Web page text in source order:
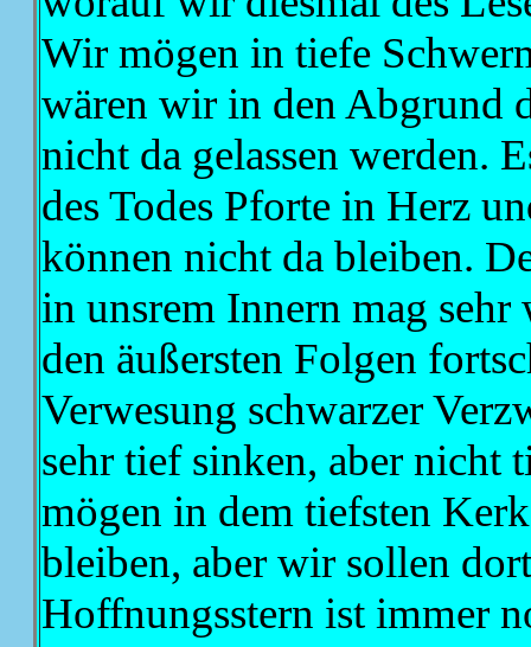
Wir mögen in tiefe
wären wir in den Abgrund
nicht da gelassen werden.
des Todes Pforte in Herz
können nicht da bleiben.
in unsrem Innern mag
den äußersten Folgen
Verwesung schwarzer
sehr tief sinken, aber nicht
mögen in dem tiefsten
bleiben, aber wir sollen
Hoffnungsstern ist immer